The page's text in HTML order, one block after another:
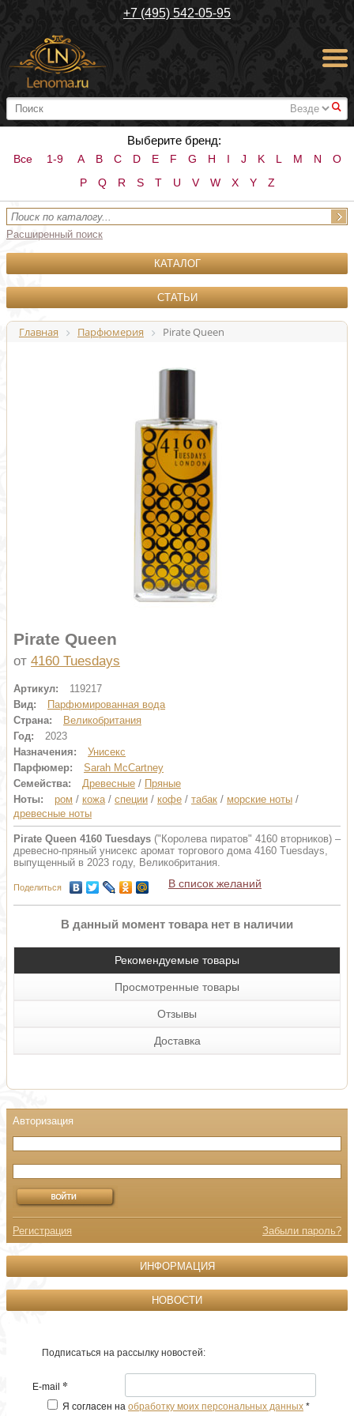
+7 (495) 542-05-95
#
Выберите бренд:
Все 1-9 A B C D E F G H I J K L M N
O
P
Q R S T U V W X Y Z
Расширенный поиск
КАТАЛОГ
СТАТЬИ
Главная Парфюмерия Pirate Queen
Pirate Queen
от 4160 Tuesdays
Артикул:
119217
Вид:
Парфюмированная вода
Страна:
Великобритания
Год:
2023
Назначения:
Унисекс
Парфюмер:
Sarah McCartney
Семейства:
Древесные / Пряные
Ноты:
ром / кожа/ специи / кофе / табак / морские ноты /
древесные ноты
Pirate Queen 4160 Tuesdays ("Королева пиратов" 4160 вторников) –
древесно-пряный унисекс аромат торгового дома 4160 Tuesdays,
выпущенный в 2023 году, Великобритания.
Поделиться В список желаний
В данный момент товара нет в наличии
Рекомендуемые товары
Просмотренные товары
Отзывы
Доставка
Регистрация Забыли пароль?
ИНФОРМАЦИЯ
НОВОСТИ
Подписаться на рассылку новостей:
E-mail *
Я согласен на обработку моих персональных данных *